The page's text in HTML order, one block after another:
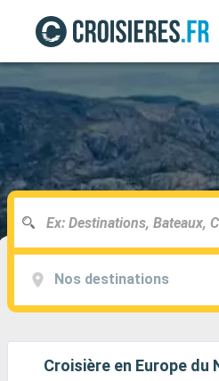
Nos destinations
Croisière en Europe du